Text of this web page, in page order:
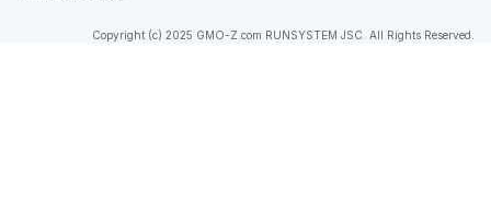
Copyright (c) 2025 GMO-Z.com RUNSYSTEM JSC. All Rights Reserved.